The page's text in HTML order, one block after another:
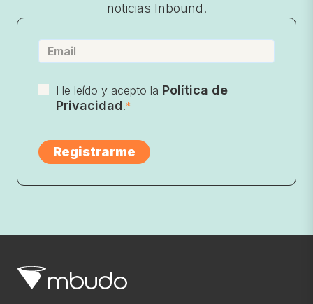
noticias Inbound.
He leído y acepto la Política de
Privacidad.*